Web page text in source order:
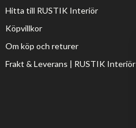
Hitta till RUSTIK Interiör
Köpvillkor
Om köp och returer
Frakt & Leverans | RUSTIK Interiör